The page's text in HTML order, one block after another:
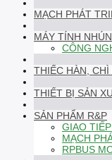
MẠCH PHÁT
MÁY TÍNH
CÔNG
THIẾC HÀN, CHÌ
THIẾT BỊ SẢN
SẢN PHẨM R&P
GIAO
MẠCH
RPBUS